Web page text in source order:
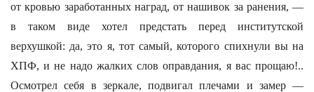
от кровью заработанных наград, от нашивок за ранения, —
в таком виде хотел предстать перед институтской
верхушкой: да, это я, тот самый, которого спихнули вы на
ХПФ, и не надо жалких слов оправдания, я вас прощаю!..
Осмотрел себя в зеркале, подвигал плечами и замер —